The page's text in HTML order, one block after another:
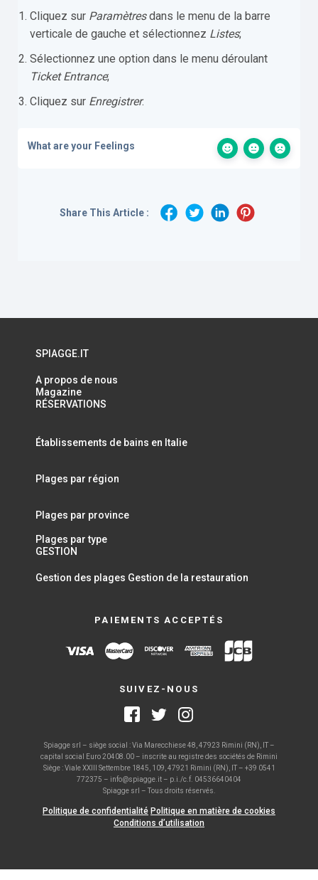
Cliquez sur Paramètresdans le menu de la barre
verticale de gauche et sélectionnez Listes;
Sélectionnez une option dans le menu déroulant
Ticket Entrance;
Cliquez sur Enregistrer.
What are your Feelings
Share This Article :
SPIAGGE.IT
A propos de nous
Magazine
RÉSERVATIONS
Établissements de bains en Italie
Plages par région
Plages par province
Plages par type
GESTION
Gestion des plages Gestion de la restauration
PAIEMENTS ACCEPTÉS
SUIVEZ-NOUS
Spiagge srl – siège social : Via Marecchiese 48, 47923 Rimini (RN), IT –
capital social Euro 20408.00 – inscrite au registre des sociétés de Rimini
Siège : Viale XXIII Settembre 1845, 109, 47921 Rimini (RN), IT – +39 0541
772375 – info@spiagge.it – p.i./c.f. 04536640404
Spiagge srl – Tous droits réservés.
Politique de confidentialité Politique en matière de cookies
Conditions d’utilisation